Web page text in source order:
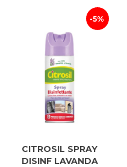
CITROSIL SPRAY
DISINF LAVANDA
5%